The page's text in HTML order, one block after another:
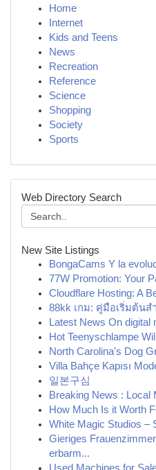
Home
Internet
Kids and Teens
News
Recreation
Reference
Science
Shopping
Society
Sports
Web Directory Search
New Site Listings
BongaCams Y la
77W Promotion: Your
Cloudflare Hosting: A
88kk เกม: คู่มือเริ่มต้นส
Latest News On digital
Hot Teenyschlampe
North Carolina's Dog
Villa Bahçe Kapısı
일본구심
Breaking News : Local
How Much Is it Worth
White Magic Studios –
Gieriges
erbarm...